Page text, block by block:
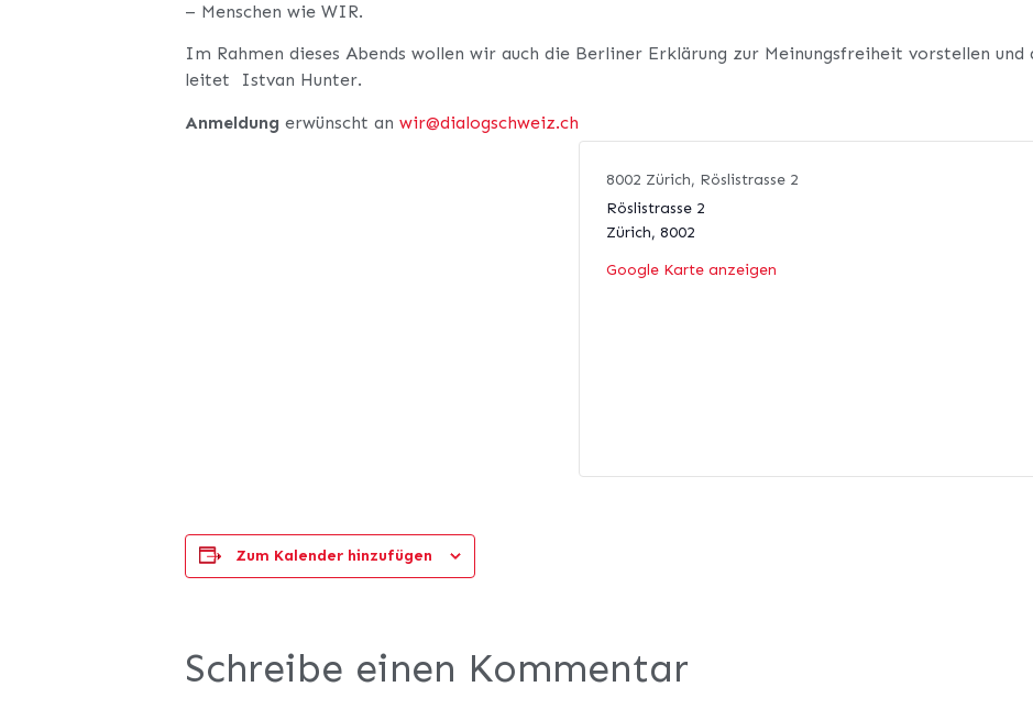
– Menschen wie WIR.
Im Rahmen dieses Abends wollen wir auch die Berliner Erklärung zur Meinungsfreiheit vorstellen
leitet
Istvan Hunter.
Anmeldung erwünscht an wir@dialogschweiz.ch
8002 Zürich, Röslistrasse 2
Röslistrasse 2
Zürich, 8002
Google Karte anzeigen
Zum Kalender hinzufügen
Schreibe einen Kommentar